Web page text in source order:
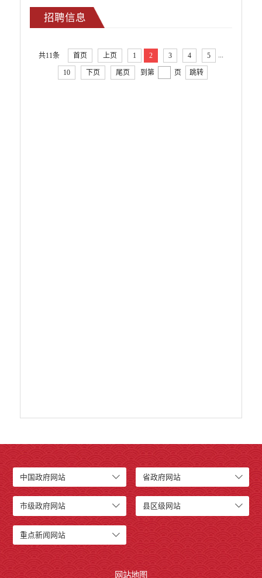
重大决策
财政资金直达基层
医疗卫生
行政处罚和行政强制
乡村振兴工作信息公开
招聘信息
共11条 首页 上页 1 2 3 4 5 ...
10 下页 尾页 到第 页 跳转
中国政府网站 省政府网站
市级政府网站 县区级网站
重点新闻网站
网站地图